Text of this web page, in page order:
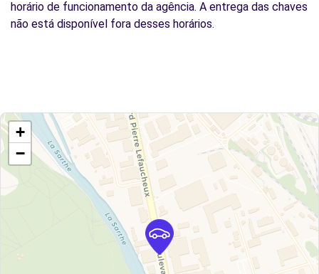
horário de funcionamento da agência. A entrega das chaves
não está disponível fora desses horários.
+
−